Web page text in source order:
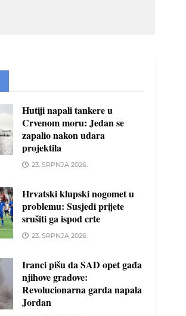
Hutiji napali tankere u
Crvenom moru: Jedan se
zapalio nakon udara
projektila
23. SRPNJA 2026.
Hrvatski klupski nogomet u
problemu: Susjedi prijete
srušiti ga ispod crte
23. SRPNJA 2026.
Iranci pišu da SAD opet gađa
njihove gradove:
Revolucionarna garda napala
Jordan